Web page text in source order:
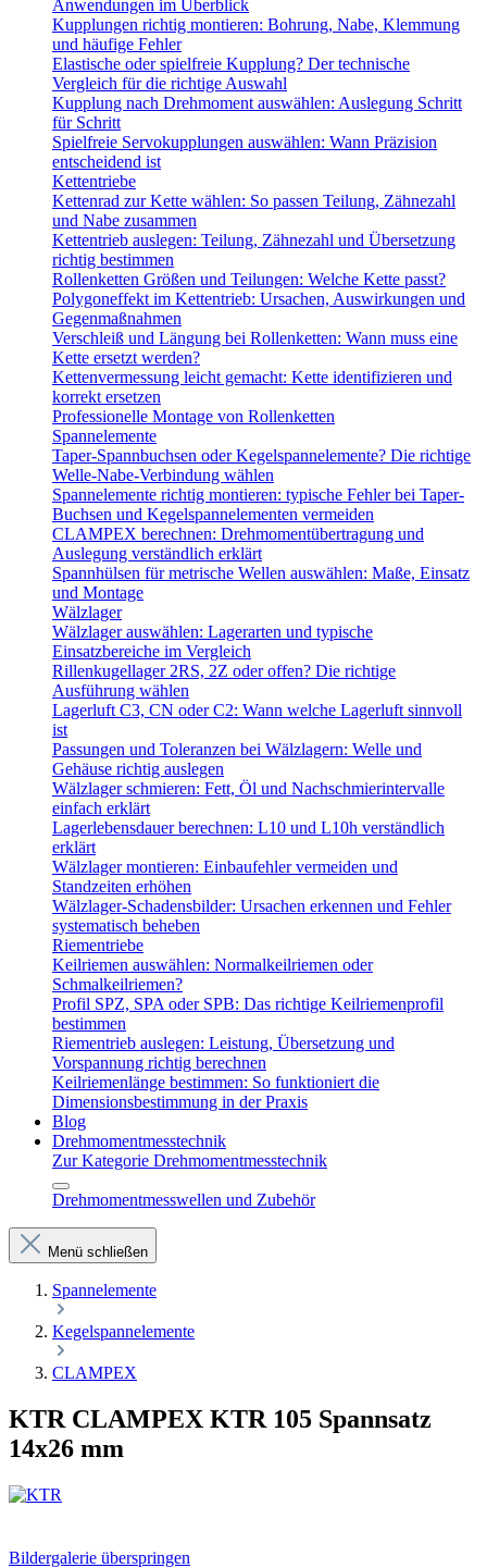
Anwendungen im Überblick
Kupplungen richtig montieren: Bohrung, Nabe, Klemmung
und häufige Fehler
Elastische oder spielfreie Kupplung? Der technische
Vergleich für die richtige Auswahl
Kupplung nach Drehmoment auswählen: Auslegung Schritt
für Schritt
Spielfreie Servokupplungen auswählen: Wann Präzision
entscheidend ist
Kettentriebe
Kettenrad zur Kette wählen: So passen Teilung, Zähnezahl
und Nabe zusammen
Kettentrieb auslegen: Teilung, Zähnezahl und Übersetzung
richtig bestimmen
Rollenketten Größen und Teilungen: Welche Kette passt?
Polygoneffekt im Kettentrieb: Ursachen, Auswirkungen und
Gegenmaßnahmen
Verschleiß und Längung bei Rollenketten: Wann muss eine
Kette ersetzt werden?
Kettenvermessung leicht gemacht: Kette identifizieren und
korrekt ersetzen
Professionelle Montage von Rollenketten
Spannelemente
Taper-Spannbuchsen oder Kegelspannelemente? Die richtige
Welle-Nabe-Verbindung wählen
Spannelemente richtig montieren: typische Fehler bei Taper-
Buchsen und Kegelspannelementen vermeiden
CLAMPEX berechnen: Drehmomentübertragung und
Auslegung verständlich erklärt
Spannhülsen für metrische Wellen auswählen: Maße, Einsatz
und Montage
Wälzlager
Wälzlager auswählen: Lagerarten und typische
Einsatzbereiche im Vergleich
Rillenkugellager 2RS, 2Z oder offen? Die richtige
Ausführung wählen
Lagerluft C3, CN oder C2: Wann welche Lagerluft sinnvoll
ist
Passungen und Toleranzen bei Wälzlagern: Welle und
Gehäuse richtig auslegen
Wälzlager schmieren: Fett, Öl und Nachschmierintervalle
einfach erklärt
Lagerlebensdauer berechnen: L10 und L10h verständlich
erklärt
Wälzlager montieren: Einbaufehler vermeiden und
Standzeiten erhöhen
Wälzlager-Schadensbilder: Ursachen erkennen und Fehler
systematisch beheben
Riementriebe
Keilriemen auswählen: Normalkeilriemen oder
Schmalkeilriemen?
Profil SPZ, SPA oder SPB: Das richtige Keilriemenprofil
bestimmen
Riementrieb auslegen: Leistung, Übersetzung und
Vorspannung richtig berechnen
Keilriemenlänge bestimmen: So funktioniert die
Dimensionsbestimmung in der Praxis
Blog
Drehmomentmesstechnik
Zur Kategorie Drehmomentmesstechnik
Drehmomentmesswellen und Zubehör
Menü schließen
Spannelemente
Kegelspannelemente
CLAMPEX
KTR CLAMPEX KTR 105 Spannsatz
14x26 mm
Bildergalerie überspringen